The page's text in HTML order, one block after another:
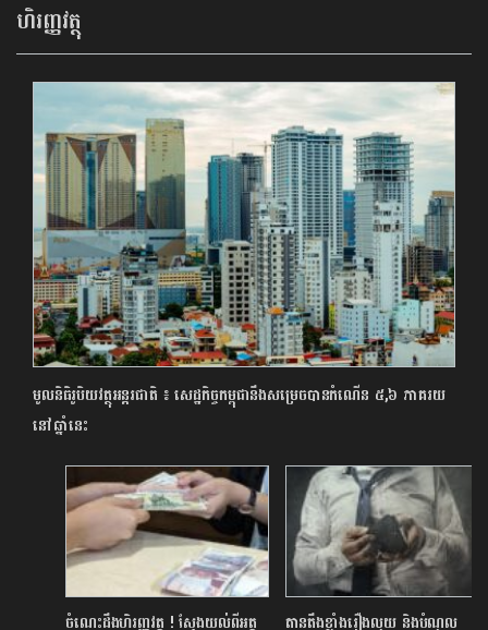
ហិរញ្ញវត្ថុ
មូលនិធិរូបិយវត្ថុអន្តរជាតិ ៖ សេដ្ឋកិច្ចកម្ពុជានឹងសម្រេចបានកំណើន ៥,៦ ភាគរយ
នៅឆ្នាំនេះ
ចំណេះដឹងហិរញ្ញវត្ថុ ! ស្វែងយល់ពីអត្ថ តានតឹងខ្លាំងរឿងលុយ និងបំណុល